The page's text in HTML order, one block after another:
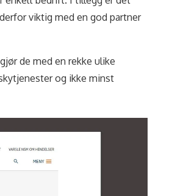
viktig med en god partner
de med en rekke ulike
og ikke minst